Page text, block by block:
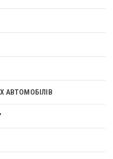
АВТОМОБІЛІВ